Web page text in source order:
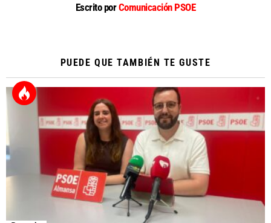
Escrito porComunicación PSOE
PUEDE QUE TAMBIÉN TE GUSTE